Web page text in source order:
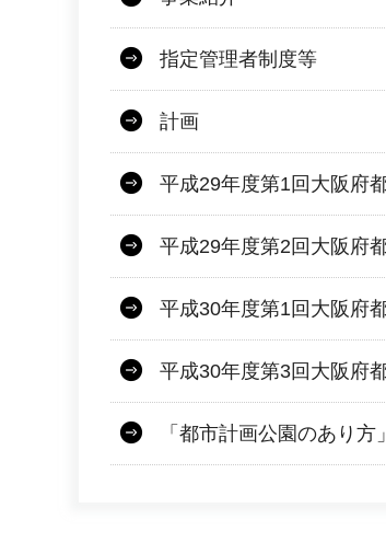
指定管理者制度等
計画
平成29年度第1回大阪府
平成29年度第2回大阪府
平成30年度第1回大阪府
平成30年度第3回大阪府
「都市計画公園のあり方